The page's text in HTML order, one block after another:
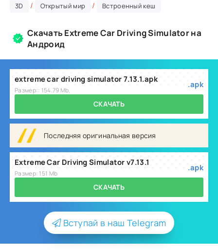
3D / Открытый мир / Встроенный кеш
Скачать Extreme Car Driving Simulator на
Андроид
extreme car driving simulator 7.13.1.apk
Размер:: 154.79 Mb,
.apk
СКАЧАТЬ
Последняя оригинальная версия
Extreme Car Driving Simulator v7.13.1
Размер: 151 Mb
.apk
СКАЧАТЬ
Вступай в наш Telegram